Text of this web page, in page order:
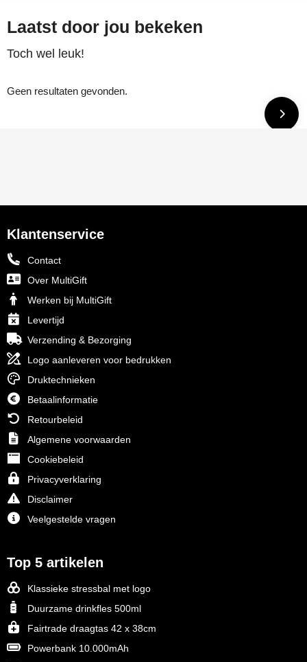
Laatst door jou bekeken
Toch wel leuk!
Geen resultaten gevonden.
Klantenservice
Contact
Over MultiGift
Werken bij MultiGift
Levertijd
Verzending & Bezorging
Logo aanleveren voor bedrukken
Druktechnieken
Betaalinformatie
Retourbeleid
Algemene voorwaarden
Cookiebeleid
Privacyverklaring
Disclaimer
Veelgestelde vragen
Top 5 artikelen
Klassieke stressbal met logo
Duurzame drinkfles 500ml
Fairtrade draagtas 42 x 38cm
Powerbank 10.000mAh